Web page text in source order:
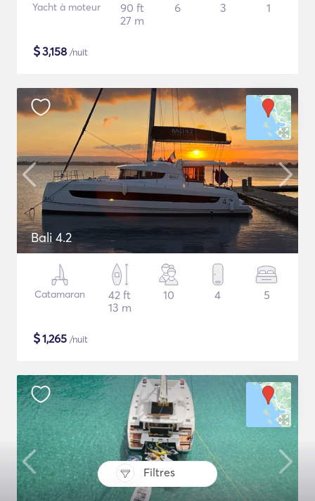
Filtres
Yacht à moteur
90 ft
27 m
6 3 1
$3,158 /nuit
Bali 4.2
Catamaran
42 ft
13 m
10 4 5
$1,265 /nuit